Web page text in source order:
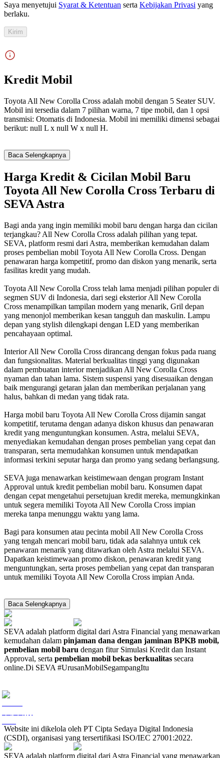
Saya menyetujui Syarat & Ketentuan serta Kebijakan Privasi yang
berlaku.
Kirim
Kredit Mobil
Toyota All New Corolla Cross adalah mobil dengan 5 Seater SUV.
Mobil ini tersedia dalam 7 pilihan warna, 7 tipe mobil, dan 1 opsi
transmisi: Otomatis di Indonesia. Mobil ini memiliki dimensi sebagai
berikut: null L x null W x null H.
Baca Selengkapnya
Harga Kredit & Cicilan Mobil Baru
Toyota All New Corolla Cross Terbaru di
SEVA Astra
Bagi anda yang ingin memiliki mobil baru dengan harga dan cicilan
terjangkau? All New Corolla Cross adalah pilihan yang tepat.
SEVA, platform resmi dari Astra, memberikan kemudahan dalam
proses pembelian mobil Toyota All New Corolla Cross. Dengan
penawaran harga kompetitif, promo dan diskon yang menarik, serta
fasilitas kredit yang mudah.
Toyota All New Corolla Cross telah lama menjadi pilihan populer di
segmen SUV di Indonesia, dari segi eksterior All New Corolla
Cross menampilkan tampilan modern yang menarik, Gril depan
yang menonjol memberikan kesan tangguh dan maskulin. Lampu
depan yang stylish dilengkapi dengan LED yang memberikan
pencahayaan optimal.
Interior All New Corolla Cross dirancang dengan fokus pada ruang
dan fungsionalitas. Material berkualitas tinggi yang digunakan
dalam pembuatan interior menjadikan All New Corolla Cross
nyaman dan tahan lama. Sistem suspensi yang disesuaikan dengan
baik mengurangi getaran jalan dan memberikan perjalanan yang
halus, bahkan di medan yang tidak rata.
Harga mobil baru Toyota All New Corolla Cross dijamin sangat
kompetitif, terutama dengan adanya diskon khusus dan penawaran
kredit yang menguntungkan konsumen. Astra, melalui SEVA,
menyediakan kemudahan dengan proses pembelian yang cepat dan
transparan, serta memudahkan konsumen untuk mendapatkan
informasi terkini seputar harga dan promo yang sedang berlangsung.
SEVA juga menawarkan keistimewaan dengan program Instant
Approval untuk kredit pembelian mobil baru. Konsumen dapat
dengan cepat mengetahui persetujuan kredit mereka, memungkinkan
untuk segera memiliki Toyota All New Corolla Cross impian
mereka tanpa menunggu waktu yang lama.
Bagi para konsumen atau pecinta mobil All New Corolla Cross
yang tengah mencari mobil baru, tidak ada salahnya untuk cek
penawaran menarik yang ditawarkan oleh Astra melalui SEVA.
Dapatkan keistimewaan promo diskon, penawaran kredit yang
menguntungkan, serta proses pembelian yang cepat dan transparan
untuk memiliki Toyota All New Corolla Cross impian Anda.
Baca Selengkapnya
SEVA adalah platform digital dari Astra Financial yang menawarkan
kemudahan dalam pinjaman dana dengan jaminan BPKB mobil,
pembelian mobil baru dengan fitur Simulasi Kredit dan Instant
Approval, serta pembelian mobil bekas berkualitas secara
online.Di SEVA #UrusanMobilSegampangItu
Website ini dikelola oleh PT Cipta Sedaya Digital Indonesia
(CSDI), organisasi yang tersertifikasi ISO/IEC 27001:2022.
SEVA adalah platform digital dari Astra Financial yang menawarkan